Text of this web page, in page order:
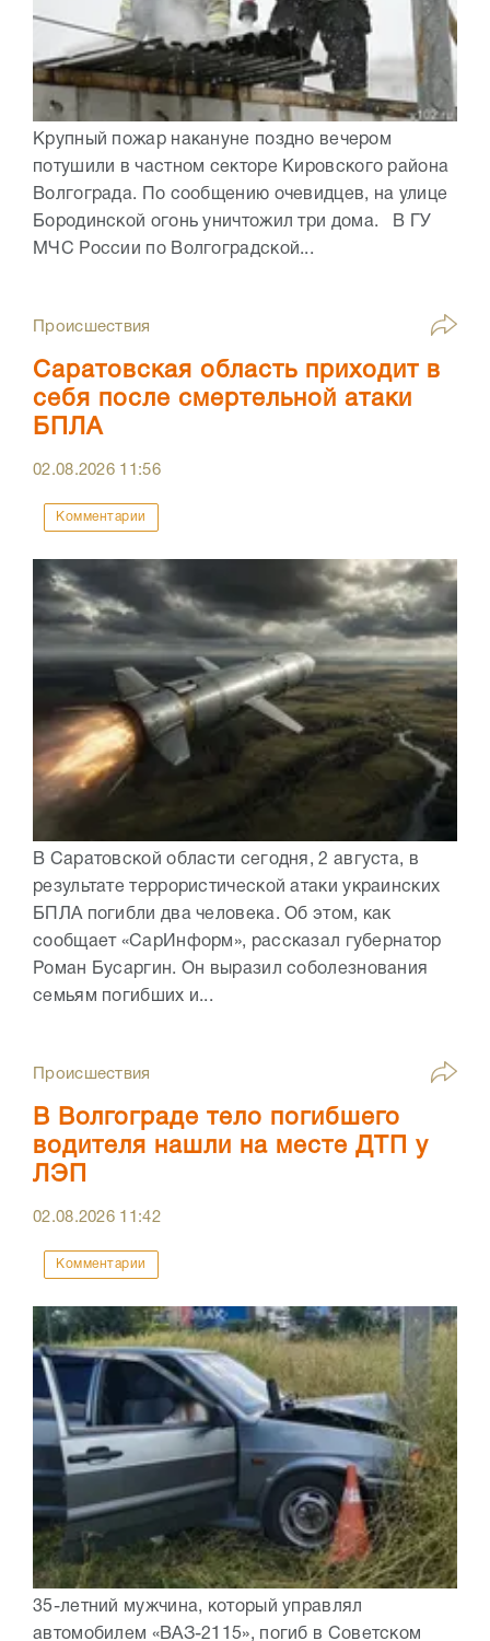
Крупный пожар накануне поздно вечером
потушили в частном секторе Кировского района
Волгограда. По сообщению очевидцев, на улице
Бородинской огонь уничтожил три дома. В ГУ
МЧС России по Волгоградской...
Происшествия
Саратовская область приходит в
себя после смертельной атаки
БПЛА
02.08.2026 11:56
Комментарии
В Саратовской области сегодня, 2 августа, в
результате террористической атаки украинских
БПЛА погибли два человека. Об этом, как
сообщает «СарИнформ», рассказал губернатор
Роман Бусаргин. Он выразил соболезнования
семьям погибших и...
Происшествия
В Волгограде тело погибшего
водителя нашли на месте ДТП у
ЛЭП
02.08.2026 11:42
Комментарии
35-летний мужчина, который управлял
автомобилем «ВАЗ-2115», погиб в Советском